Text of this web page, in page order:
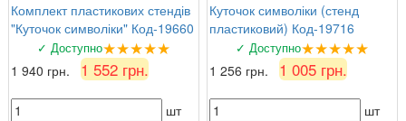
Комплект пластикових стендів
"Куточок символіки" Код-19660
✓ Доступно★★★★★
1 940 грн. 1 552 грн.
шт
Куточок символіки (стенд
пластиковий) Код-19716
✓ Доступно★★★★★
1 256 грн. 1 005 грн.
шт